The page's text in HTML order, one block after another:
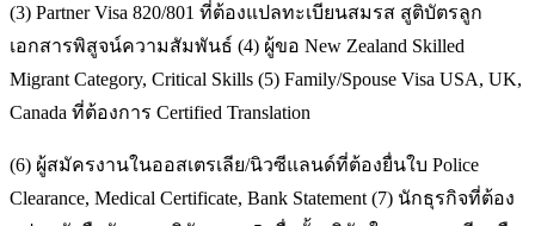
(3) Partner Visa 820/801 ที่ต้องแปลทะเบียนสมรส สูติบัตรลูก
เอกสารพิสูจน์ความสัมพันธ์ (4) ผู้ขอ New Zealand Skilled
Migrant Category, Critical Skills (5) Family/Spouse Visa USA, UK,
Canada ที่ต้องการ Certified Translation
(6) ผู้สมัครงานในออสเตรเลีย/นิวซีแลนด์ที่ต้องยื่นใบ Police
Clearance, Medical Certificate, Bank Statement (7) นักธุรกิจที่ต้อง